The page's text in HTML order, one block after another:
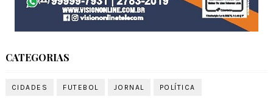
CATEGORIAS
CIDADES FUTEBOL JORNAL POLÍTICA